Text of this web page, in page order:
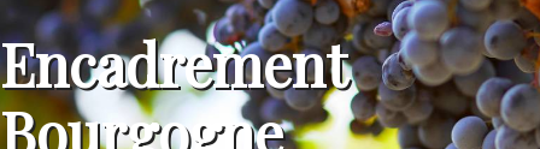
Encadrement
Bourgogne